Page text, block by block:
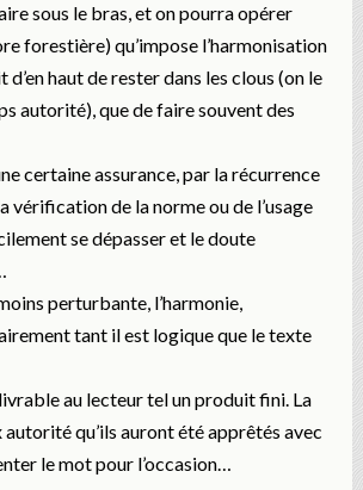
sous le bras, et on pourra opérer
forestière) qu’impose l’harmonisation
haut de rester dans les clous (on le
autorité), que de faire souvent des
certaine assurance, par la récurrence
vérification de la norme ou de l’usage
se dépasser et le doute
perturbante, l’harmonie,
tant il est logique que le texte
au lecteur tel un produit fini. La
autorité qu’ils auront été apprêtés avec
le mot pour l’occasion…